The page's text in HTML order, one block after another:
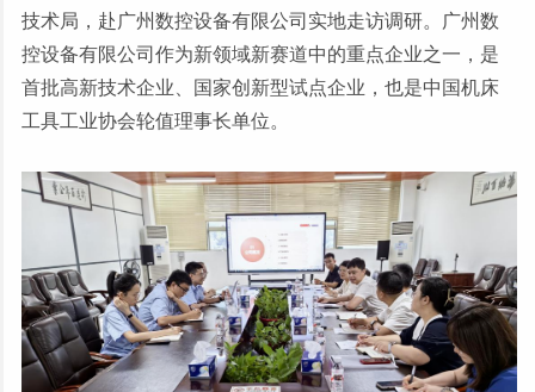
技术局，赴广州数控设备有限公司实地走访调研。广州数
控设备有限公司作为新领域新赛道中的重点企业之一，是
首批高新技术企业、国家创新型试点企业，也是中国机床
工具工业协会轮值理事长单位。